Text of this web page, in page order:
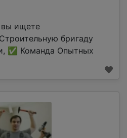
вы ищете
бригаду
✅ Команда Опытных